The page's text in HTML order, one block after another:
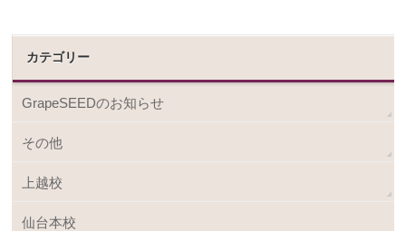
カテゴリー
GrapeSEEDのお知らせ
その他
上越校
仙台本校